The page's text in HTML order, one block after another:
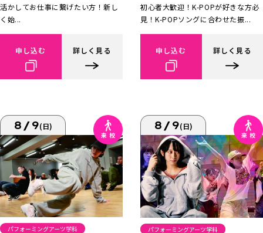
活かしてお仕事に繋げたい方！新し
く始...
申し込む 詳しく見る
初心者大歓迎！K-POPが好きな方必
見！K-POPソングに合わせた振...
申し込む 詳しく見る
8/9(日)
パフォーミングアーツ学科
8/9(日)
パフォーミングアーツ学科